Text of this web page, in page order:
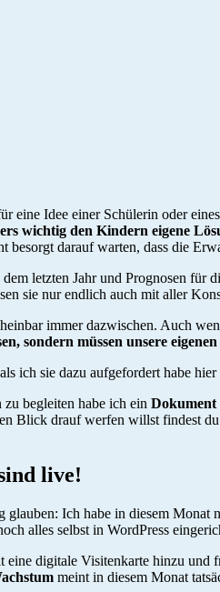
eine Idee einer Schülerin oder
wichtig den Kindern eigene
besorgt darauf warten, dass die
letzten Jahr und Prognosen für
sie nur endlich auch mit aller
immer dazwischen. Auch
sondern müssen unsere
ich sie dazu aufgefordert habe
begleiten habe ich ein Dokument
Blick drauf werfen willst findest du
live!
glauben: Ich habe in diesem
alles selbst in WordPress
eine digitale Visitenkarte hinzu und
meint in diesem Monat